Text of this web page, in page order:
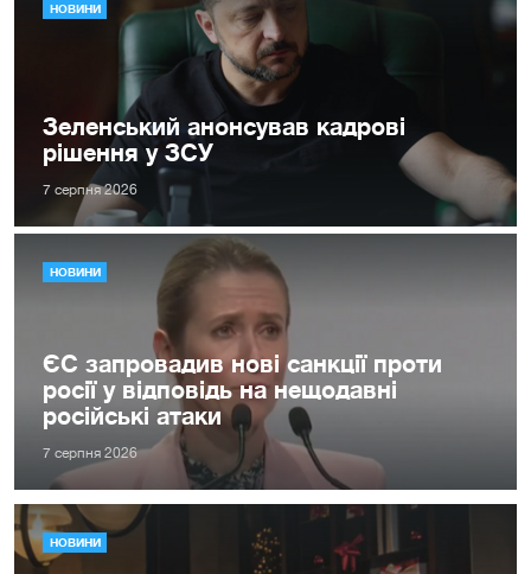
НОВИНИ
Зеленський анонсував кадрові
рішення у ЗСУ
7 серпня 2026
НОВИНИ
ЄС запровадив нові санкції проти
росії у відповідь на нещодавні
російські атаки
7 серпня 2026
НОВИНИ